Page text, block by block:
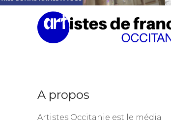
A propos
Artistes Occitanie est le média